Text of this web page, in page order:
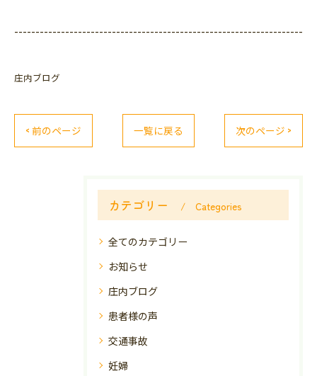
--------------------------------------------------------------------
庄内ブログ
< 前のページ 一覧に戻る 次のページ >
カテゴリー Categories
全てのカテゴリー
お知らせ
庄内ブログ
患者様の声
交通事故
妊婦